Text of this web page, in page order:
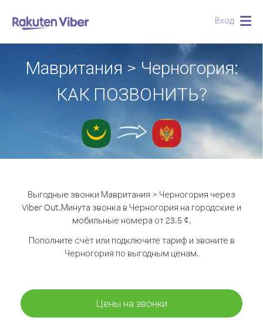
Вход
Мавритания > Черногория:
КАК ПОЗВОНИТЬ?
Выгодные звонки Мавритания > Черногория через
Viber Out.Минута звонка в Черногория на городские и
мобильные номера от 23.5 ¢.
Пополните счёт или подключите тариф и звоните в
Черногория по выгодным ценам.
Цены на звонки